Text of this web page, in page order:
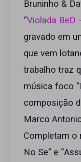
Bruninho &
“Violada BeD
gravado em
que vem
trabalho traz
música foco
composição
Marco
Completam o
No Se” e